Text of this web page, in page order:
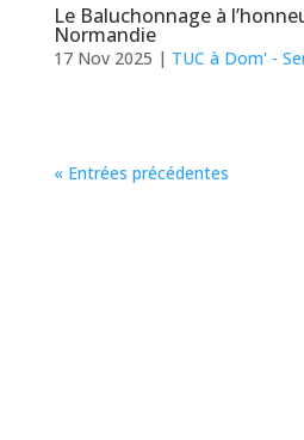
Le Baluchonnage à
Normandie
17 Nov 2025 | TUC à Dom' -
« Entrées précédentes